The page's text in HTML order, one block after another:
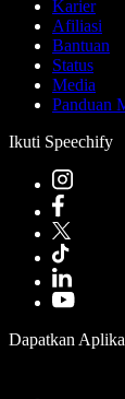
Karier
Afiliasi
Bantuan
Status
Media
Panduan
Ikuti Speechify
Dapatkan